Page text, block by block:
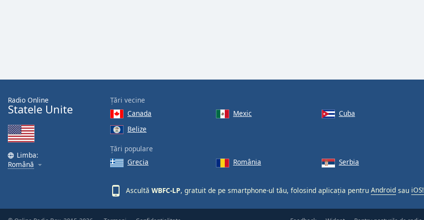
is
modal
window.
Beginning
dialog
window.
and
Radio Online
Statele Unite
Limba:
Română
Țări vecine
Canada
Mexic Cuba
Belize
Țări populare
Grecia
România Serbia
Ascultă WBFC-LP, gratuit de pe smartphone-ul tău, folosind aplicația pentru Android sau iOS!